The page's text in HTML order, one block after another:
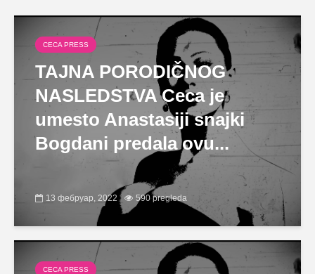
CECA PRESS
TAJNA PORODIČNOG
NASLEDSTVA Ceca je
umesto Anastasiji snajki
Bogdani predala ovu...
13 фебруар, 2022 590 pregleda
CECA PRESS